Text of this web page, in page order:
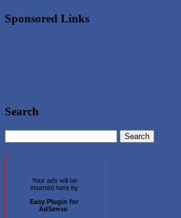
Sponsored Links
Search
Your ads will be
inserted here by
Easy Plugin for
AdSense